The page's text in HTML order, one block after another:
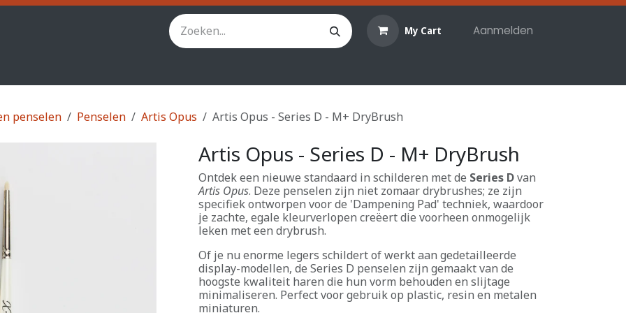
My Cart Aanmelden
penselen Penselen Artis Opus Artis Opus - Series D - M+ DryBrush
Artis Opus - Series D - M+ DryBrush
Ontdek een nieuwe standaard in schilderen met de Series Dvan
Artis Opus. Deze penselen zijn niet zomaar drybrushes; ze zijn
specifiek ontworpen voor de 'Dampening Pad' techniek, waardoor
je zachte, egale kleurverlopen creëert die voorheen onmogelijk
leken met een drybrush.
Of je nu enorme legers schildert of werkt aan gedetailleerde
display-modellen, de Series D penselen zijn gemaakt van de
hoogste kwaliteit haren die hun vorm behouden en slijtage
minimaliseren. Perfect voor gebruik op plastic, resin en metalen
miniaturen.